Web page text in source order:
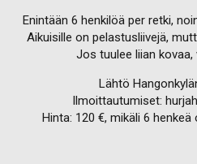
Enintään 6 henkilöä per retki,
Aikuisille on pelastusliivejä,
Jos tuulee liian kovaa,
Lähtö
Ilmoittautumiset:
Hinta: 120 €, mikäli 6